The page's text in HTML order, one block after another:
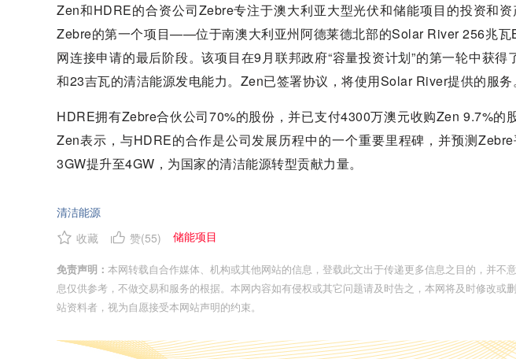
Zen和HDRE的合资公司Zebre专注于澳大利亚大型光伏和储能项目的投资和
Zebre的第一个项目——位于南澳大利亚州阿德莱德北部的Solar River 256兆瓦
网连接申请的最后阶段。该项目在9月联邦政府“容量投资计划”的第一轮中获
和23吉瓦的清洁能源发电能力。Zen已签署协议，将使用Solar River提供的服务。
HDRE拥有Zebre合伙公司70%的股份，并已支付4300万澳元收购Zen 9.7%的
Zen表示，与HDRE的合作是公司发展历程中的一个重要里程碑，并预测
3GW提升至4GW，为国家的清洁能源转型贡献力量。
清洁能源
收藏
赞(55) 储能项目
免责声明： 本网转载自合作媒体、机构或其他网站的信息，登载此文出于传递更多信息之目的，并不
息仅供参考，不做交易和服务的根据。本网内容如有侵权或其它问题请及时告之，本网将及时修改或
站资料者，视为自愿接受本网站声明的约束。